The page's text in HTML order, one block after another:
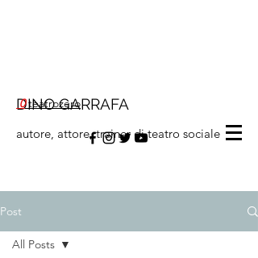
DINO GARRAFA
autore, attore, trainer di teatro sociale
0teatrozero
Post
All Posts